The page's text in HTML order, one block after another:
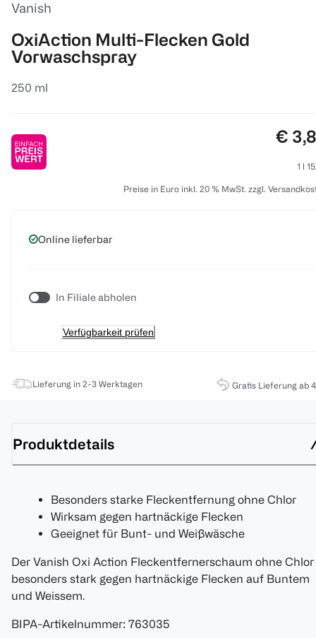
Vanish
OxiAction Multi-Flecken Gold
Vorwaschspray
250 ml
€
1 l
Preise in Euro inkl. 20 % MwSt. zzgl.
Online lieferbar
In Filiale abholen
Verfügbarkeit prüfen
Lieferung in 2-3 Werktagen Gratis Lieferung ab
Produktdetails
Besonders starke Fleckentfernung ohne Chlor
Wirksam gegen hartnäckige Flecken
Geeignet für Bunt- und Weißwäsche
Der Vanish Oxi Action Fleckentfernerschaum ohne Chlor
besonders stark gegen hartnäckige Flecken auf Buntem
und Weissem.
BIPA-Artikelnummer: 763035